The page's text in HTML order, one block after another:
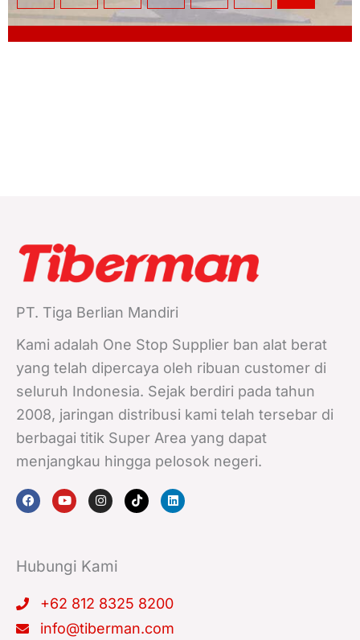
PT. Tiga Berlian Mandiri
Kami adalah One Stop Supplier ban alat berat
yang telah dipercaya oleh ribuan customer di
seluruh Indonesia. Sejak berdiri pada tahun
2008, jaringan distribusi kami telah tersebar di
berbagai titik Super Area yang dapat
menjangkau hingga pelosok negeri.
a
c
e
k
o
u
t
n
s
t
a
m
i
k
t
i
n
k
Hubungi Kami
+62 812 8325 8200
info@tiberman.com